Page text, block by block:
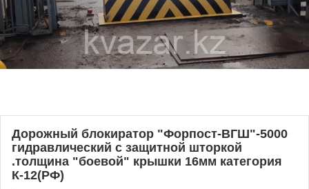
Дорожный блокиратор "Форпост-ВГШ"-5000
гидравлический с защитной шторкой
.толщина "боевой" крышки 16мм категория
К-12(РФ)